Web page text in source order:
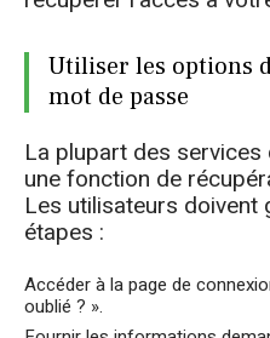
Utiliser les options
mot de passe
La plupart des
une fonction de
Les utilisateurs doivent
étapes :
Accéder à la page de
oublié ? ».